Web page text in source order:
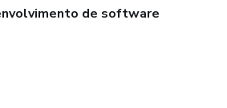
de software